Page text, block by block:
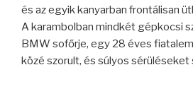
és az egyik kanyarban frontálisan
A karambolban mindkét gépkocsi
BMW sofőrje, egy 28 éves
közé szorult, és súlyos